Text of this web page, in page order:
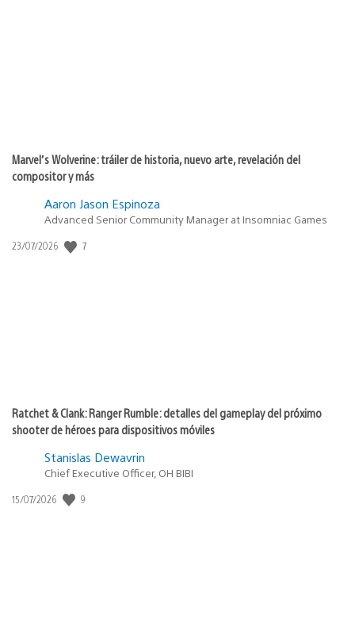
Marvel’s Wolverine: tráiler de historia, nuevo arte, revelación del
compositor y más
Aaron Jason Espinoza
Advanced Senior Community Manager at Insomniac Games
Fecha
23/07/2026 7
Ratchet & Clank: Ranger Rumble: detalles del gameplay del próximo
shooter de héroes para dispositivos móviles
Stanislas Dewavrin
Chief Executive Officer, OH BIBI
Fecha
15/07/2026 9